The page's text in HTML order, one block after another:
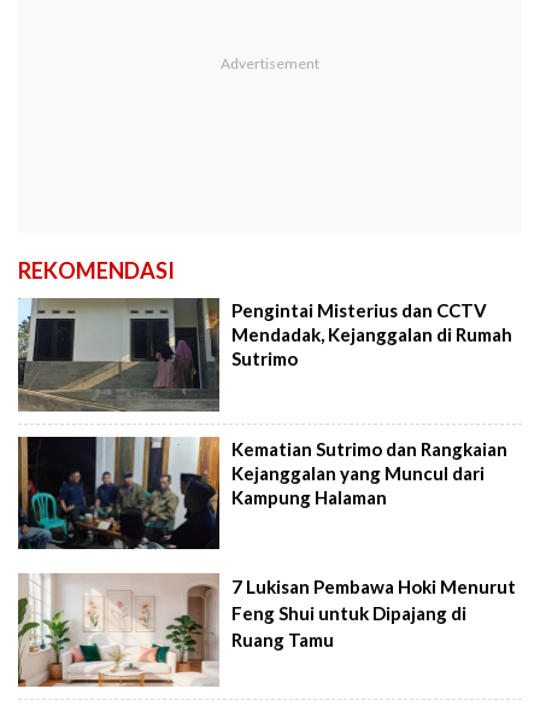
REKOMENDASI
Pengintai Misterius dan CCTV
Mendadak, Kejanggalan di Rumah
Sutrimo
Kematian Sutrimo dan Rangkaian
Kejanggalan yang Muncul dari
Kampung Halaman
7 Lukisan Pembawa Hoki Menurut
Feng Shui untuk Dipajang di
Ruang Tamu